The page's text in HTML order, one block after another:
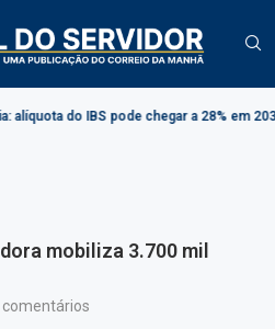
chegar a 28% em 2033 Projeto
mobiliza 3.700 mil
comentários